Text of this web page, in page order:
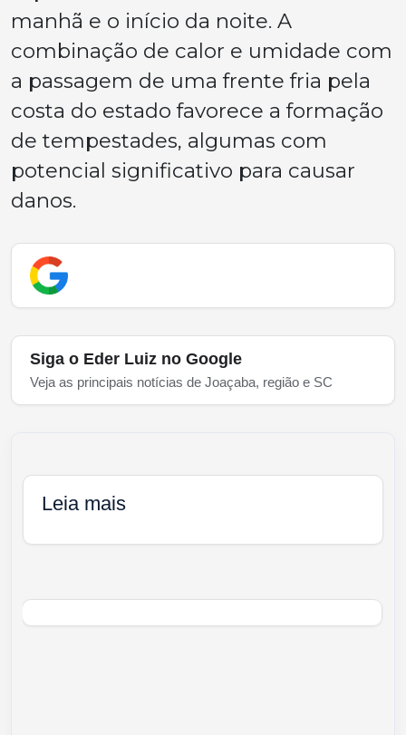
manhã e o início da noite. A
combinação de calor e umidade com
a passagem de uma frente fria pela
costa do estado favorece a formação
de tempestades, algumas com
potencial significativo para causar
danos.
Siga o Eder Luiz no Google
Veja as principais notícias de Joaçaba, região e SC
Leia mais